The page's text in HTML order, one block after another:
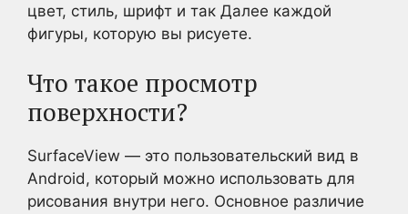
цвет, стиль, шрифт и так Далее каждой
фигуры, которую вы рисуете.
Что такое просмотр
поверхности?
SurfaceView — это пользовательский вид в
Android, который можно использовать для
рисования внутри него. Основное различие